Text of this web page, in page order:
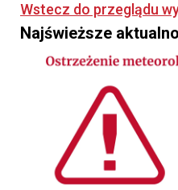
Wstecz do przeglądu
Najświeższe